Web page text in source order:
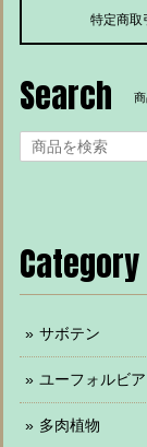
特定商取
Search
Category
サボテン
ユーフォルビア
多肉植物